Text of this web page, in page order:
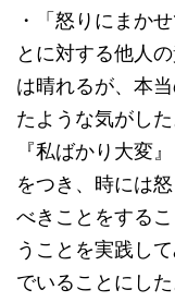
・「怒りにまか
とに対する他人
は晴れるが、本
たような気がし
『私ばかり大変
をつき、時には
べきことをする
うことを実践し
でいることにし